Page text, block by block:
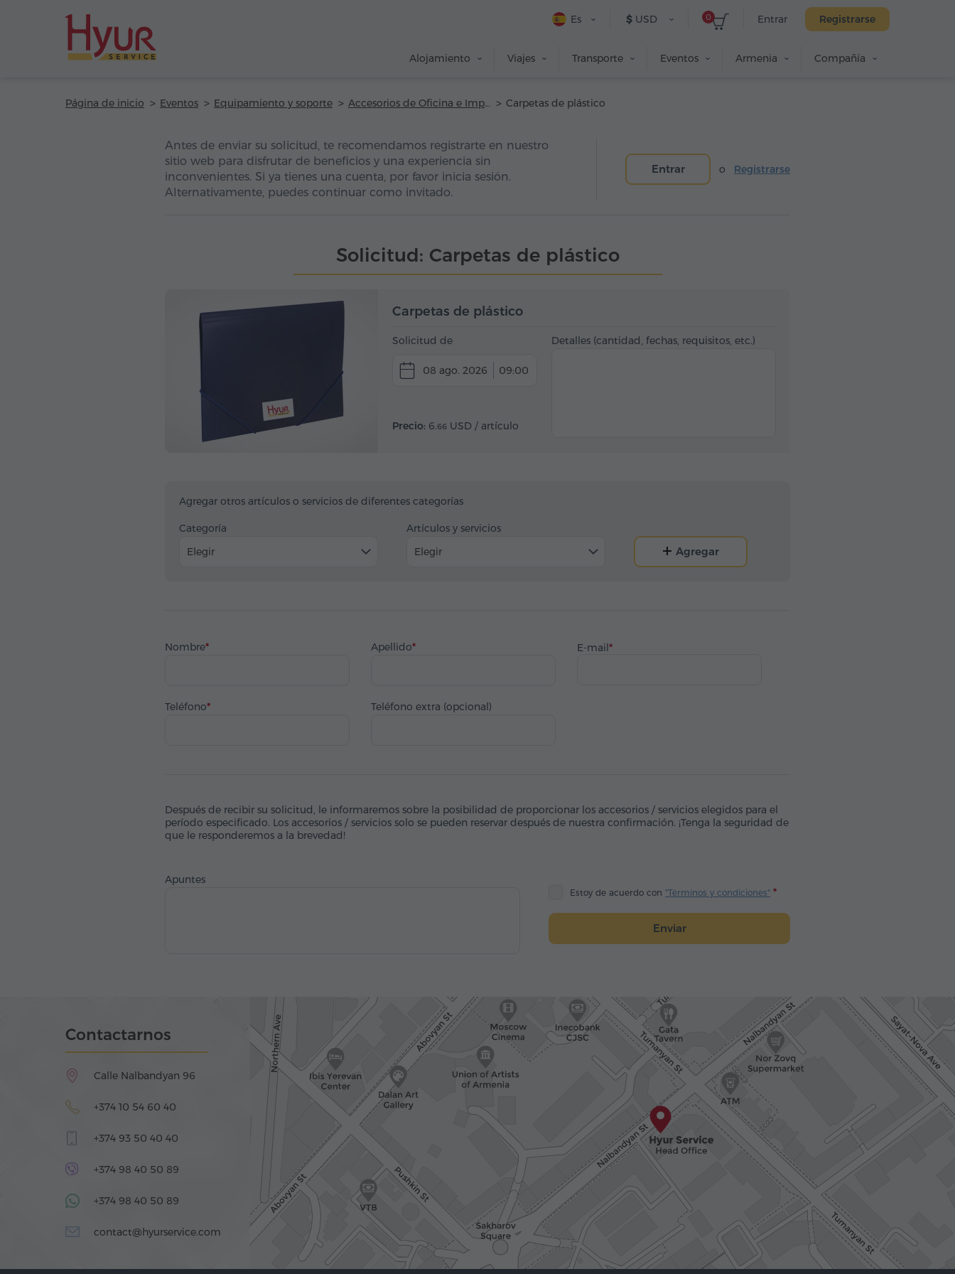
Entrar Registrarse
0
$ USD
Es
Alojamiento Viajes Transporte Eventos Armenia Compañía
Página de inicio Eventos Equipamiento y soporte Accesorios de Oficina e Impresión Carpetas de plástico
Antes de enviar su solicitud, te recomendamos registrarte en nuestro
sitio web para disfrutar de beneficios y una experiencia sin
inconvenientes. Si ya tienes una cuenta, por favor inicia sesión.
Alternativamente, puedes continuar como invitado.
Entrar o Registrarse
Solicitud: Carpetas de plástico
Carpetas de plástico
Solicitud de
08 ago. 2026 09:00
Precio: 6.66 USD / artículo
Detalles (cantidad, fechas, requisitos, etc.)
Agregar otros artículos o servicios de diferentes categorías
Categoría
Elegir
Artículos y servicios
Elegir
Agregar
Nombre Apellido E-mail
Teléfono Teléfono extra (opcional)
Después de recibir su solicitud, le informaremos sobre la posibilidad de proporcionar los accesorios / servicios elegidos para el
período especificado. Los accesorios / servicios solo se pueden reservar después de nuestra confirmación. ¡Tenga la seguridad de
que le responderemos a la brevedad!
Apuntes
Estoy de acuerdo con "Términos y condiciones"
Enviar
Contactarnos
Calle Nalbandyan 96
+374 10 54 60 40
+374 93 50 40 40
+374 98 40 50 89
+374 98 40 50 89
contact@hyurservice.com